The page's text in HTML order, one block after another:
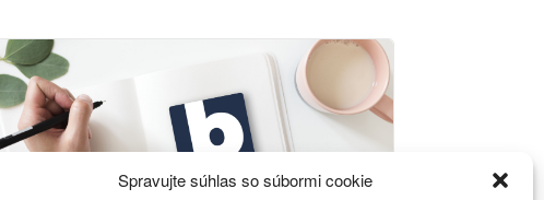
Spravujte súhlas so súbormi cookie